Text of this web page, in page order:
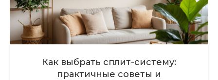
Как выбрать сплит-систему:
практичные советы и